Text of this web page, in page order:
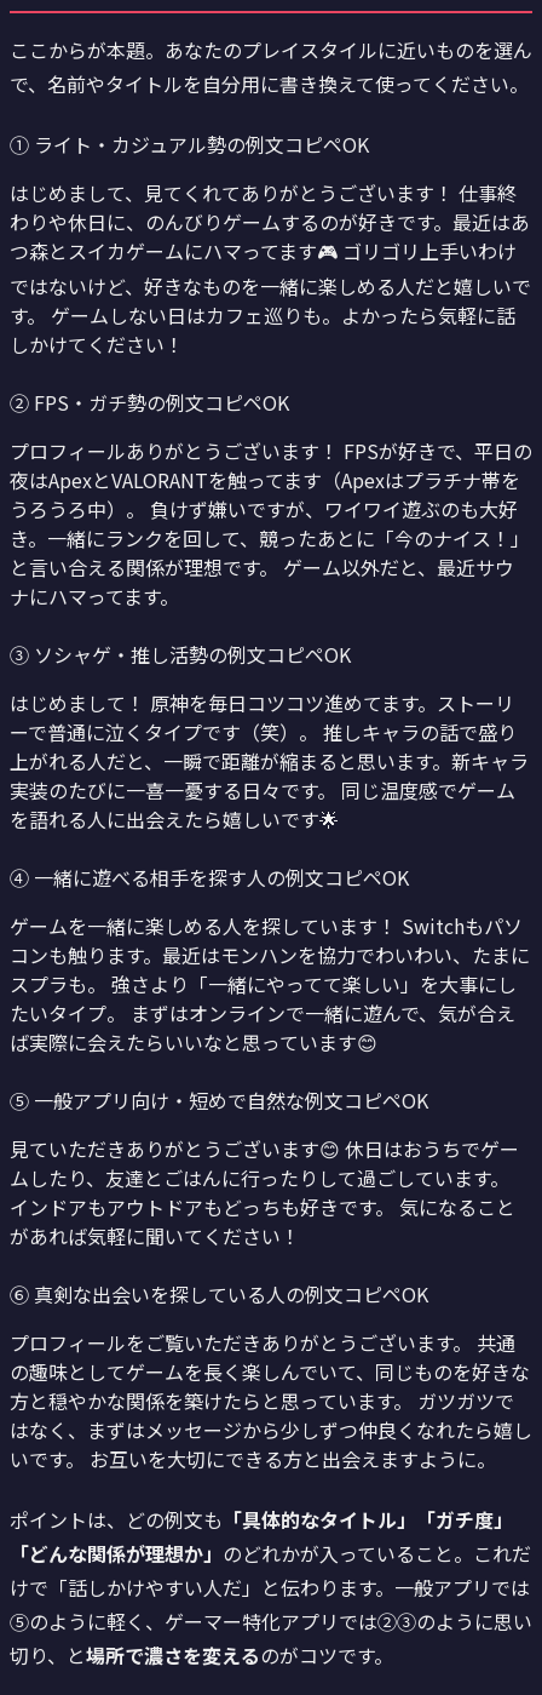
ここからが本題。あなたのプレイスタイルに近いものを選ん
で、名前やタイトルを自分用に書き換えて使ってください。
① ライト・カジュアル勢の例文コピペOK
はじめまして、見てくれてありがとうございます！ 仕事終
わりや休日に、のんびりゲームするのが好きです。最近はあ
つ森とスイカゲームにハマってます🎮 ゴリゴリ上手いわけ
ではないけど、好きなものを一緒に楽しめる人だと嬉しいで
す。 ゲームしない日はカフェ巡りも。よかったら気軽に話
しかけてください！
② FPS・ガチ勢の例文コピペOK
プロフィールありがとうございます！ FPSが好きで、平日の
夜はApexとVALORANTを触ってます（Apexはプラチナ帯を
うろうろ中）。 負けず嫌いですが、ワイワイ遊ぶのも大好
き。一緒にランクを回して、競ったあとに「今のナイス！」
と言い合える関係が理想です。 ゲーム以外だと、最近サウ
ナにハマってます。
③ ソシャゲ・推し活勢の例文コピペOK
はじめまして！ 原神を毎日コツコツ進めてます。ストーリ
ーで普通に泣くタイプです（笑）。 推しキャラの話で盛り
上がれる人だと、一瞬で距離が縮まると思います。新キャラ
実装のたびに一喜一憂する日々です。 同じ温度感でゲーム
を語れる人に出会えたら嬉しいです🌟
④ 一緒に遊べる相手を探す人の例文コピペOK
ゲームを一緒に楽しめる人を探しています！ Switchもパソ
コンも触ります。最近はモンハンを協力でわいわい、たまに
スプラも。 強さより「一緒にやってて楽しい」を大事にし
たいタイプ。 まずはオンラインで一緒に遊んで、気が合え
ば実際に会えたらいいなと思っています😊
⑤ 一般アプリ向け・短めで自然な例文コピペOK
見ていただきありがとうございます😊 休日はおうちでゲー
ムしたり、友達とごはんに行ったりして過ごしています。
インドアもアウトドアもどっちも好きです。 気になること
があれば気軽に聞いてください！
⑥ 真剣な出会いを探している人の例文コピペOK
プロフィールをご覧いただきありがとうございます。 共通
の趣味としてゲームを長く楽しんでいて、同じものを好きな
方と穏やかな関係を築けたらと思っています。 ガツガツで
はなく、まずはメッセージから少しずつ仲良くなれたら嬉し
いです。 お互いを大切にできる方と出会えますように。
ポイントは、どの例文も 「具体的なタイトル」「ガチ度」
「どんな関係が理想か」 のどれかが入っていること。これだ
けで「話しかけやすい人だ」と伝わります。一般アプリでは
⑤のように軽く、ゲーマー特化アプリでは②③のように思い
切り、と場所で濃さを変えるのがコツです。